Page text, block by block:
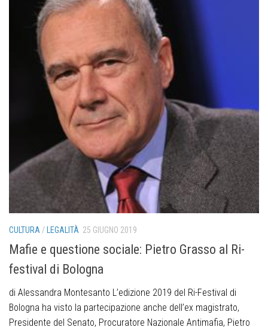
CULTURA / LEGALITÀ 25 GIUGNO 2019
Mafie e questione sociale: Pietro Grasso al Ri-
festival di Bologna
di Alessandra Montesanto L’edizione 2019 del Ri-Festival di
Bologna ha visto la partecipazione anche dell’ex magistrato,
Presidente del Senato, Procuratore Nazionale Antimafia, Pietro